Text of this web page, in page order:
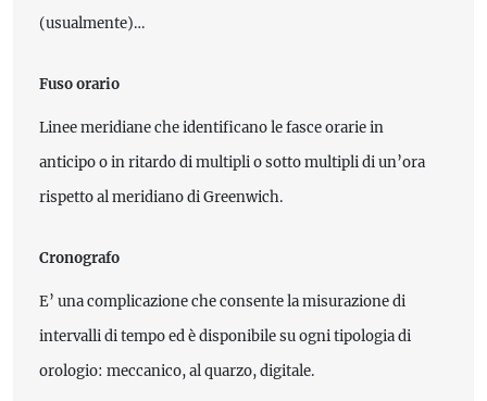
(usualmente)…
Fuso orario
Linee meridiane che identificano le fasce orarie in
anticipo o in ritardo di multipli o sotto multipli di un’ora
rispetto al meridiano di Greenwich.
Cronografo
E’ una complicazione che consente la misurazione di
intervalli di tempo ed è disponibile su ogni tipologia di
orologio: meccanico, al quarzo, digitale.